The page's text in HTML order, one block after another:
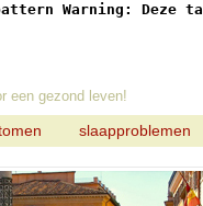
Warning: Deze
een gezond leven!
slaapproblemen